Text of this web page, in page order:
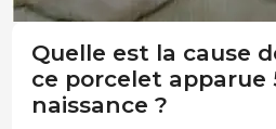
Quelle est la cause
ce porcelet apparue
naissance ?